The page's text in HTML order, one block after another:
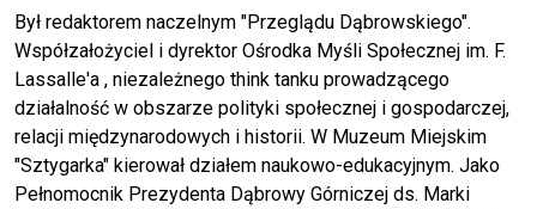
Był redaktorem naczelnym "Przeglądu Dąbrowskiego".
Współzałożyciel i dyrektor Ośrodka Myśli Społecznej im. F.
Lassalle'a , niezależnego think tanku prowadzącego
działalność w obszarze polityki społecznej i gospodarczej,
relacji międzynarodowych i historii. W Muzeum Miejskim
"Sztygarka" kierował działem naukowo-edukacyjnym. Jako
Pełnomocnik Prezydenta Dąbrowy Górniczej ds. Marki